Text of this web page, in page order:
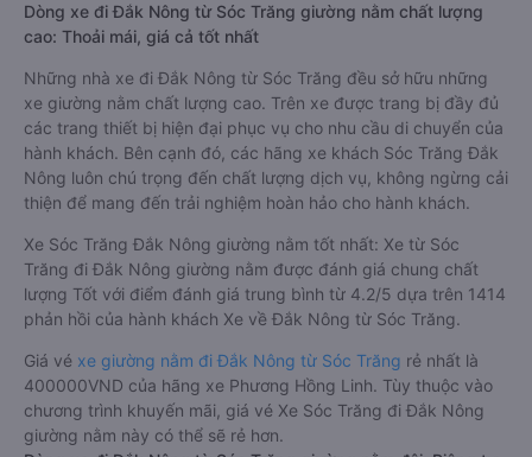
Dòng xe đi Đắk Nông từ Sóc Trăng giường nằm chất lượng
cao: Thoải mái, giá cả tốt nhất
Những nhà xe đi Đắk Nông từ Sóc Trăng đều sở hữu những
xe giường nằm chất lượng cao. Trên xe được trang bị đầy đủ
các trang thiết bị hiện đại phục vụ cho nhu cầu di chuyển của
hành khách. Bên cạnh đó, các hãng xe khách Sóc Trăng Đắk
Nông luôn chú trọng đến chất lượng dịch vụ, không ngừng cải
thiện để mang đến trải nghiệm hoàn hảo cho hành khách.
Xe Sóc Trăng Đắk Nông giường nằm tốt nhất: Xe từ Sóc
Trăng đi Đắk Nông giường nằm được đánh giá chung chất
lượng Tốt với điểm đánh giá trung bình từ 4.2/5 dựa trên 1414
phản hồi của hành khách Xe về Đắk Nông từ Sóc Trăng.
Giá vé xe giường nằm đi Đắk Nông từ Sóc Trăng rẻ nhất là
400000VND của hãng xe Phương Hồng Linh. Tùy thuộc vào
chương trình khuyến mãi, giá vé Xe Sóc Trăng đi Đắk Nông
giường nằm này có thể sẽ rẻ hơn.